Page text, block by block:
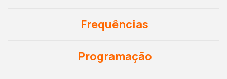
Frequências
Programação